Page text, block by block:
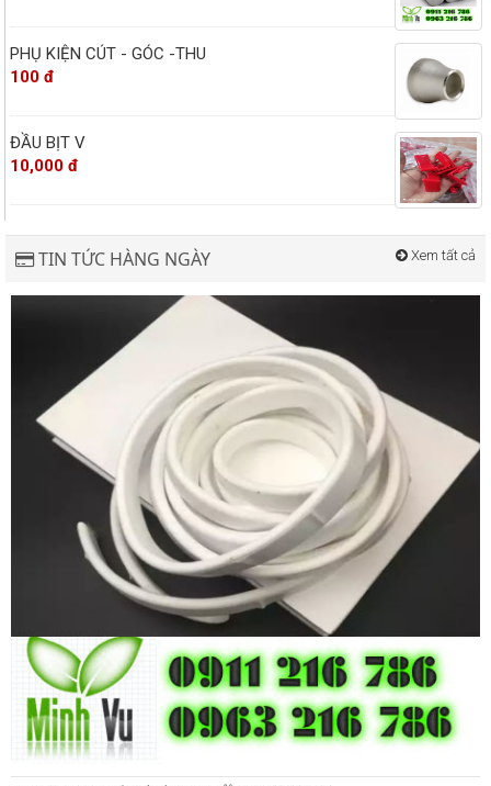
PHỤ KIỆN CÚT - GÓC -THU
100 đ
ĐẦU BỊT V
10,000 đ
TIN TỨC HÀNG NGÀY Xem tất cả